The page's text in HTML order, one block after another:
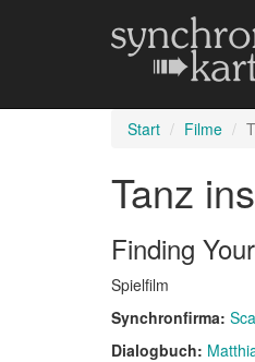
Start Filme
Tanz
Finding
Spielfilm
Synchronfirma:
Dialogbuch: